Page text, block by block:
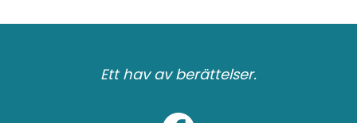
Ett hav av berättelser.